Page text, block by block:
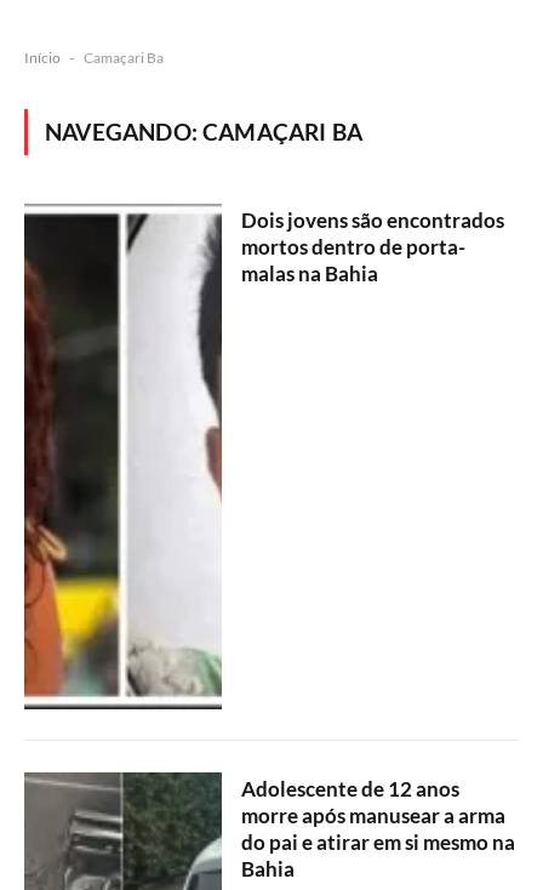
Início - Camaçari Ba
NAVEGANDO:CAMAÇARI BA
Dois jovens são encontrados
mortos dentro de porta-
malas na Bahia
Adolescente de 12 anos
morre após manusear a arma
do pai e atirar em si mesmo na
Bahia